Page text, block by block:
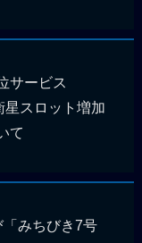
サービス
星スロット増加
て
「みちびき7号